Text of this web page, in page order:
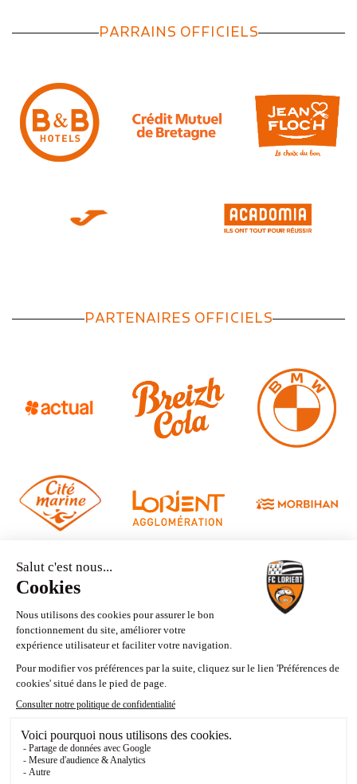
PARRAINS OFFICIELS
PARTENAIRES OFFICIELS